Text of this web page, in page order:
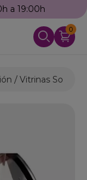
a 19:00h
0
Vitrinas